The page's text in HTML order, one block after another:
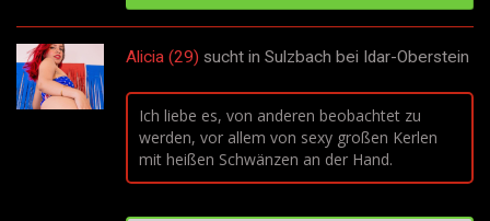
Alicia (29) sucht in Sulzbach bei Idar-Oberstein
Ich liebe es, von anderen beobachtet zu
werden, vor allem von sexy großen Kerlen
mit heißen Schwänzen an der Hand.